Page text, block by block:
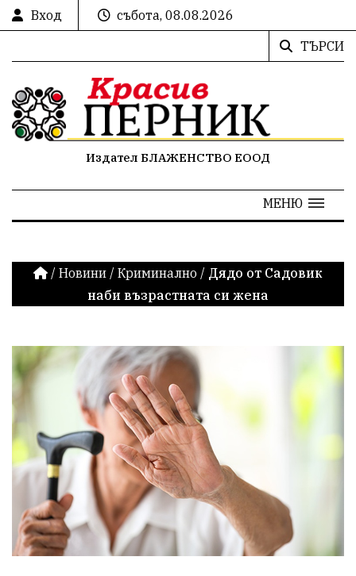
Вход
събота, 08.08.2026
ТЪРСИ
Издател БЛАЖЕНСТВО ЕООД
МЕНЮ
/ Новини / Криминално / Дядо от Садовик
наби възрастната си жена